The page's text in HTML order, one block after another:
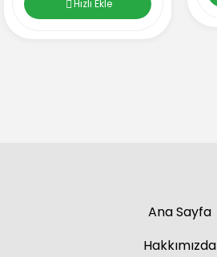
Hızlı Ekle
Ana Sayfa
Hakkımızda